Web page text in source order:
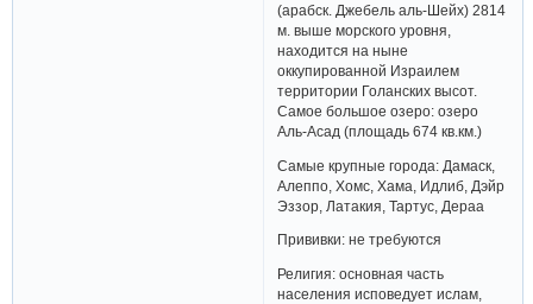
(арабск. Джебель аль-Шейх) 2814
м. выше морского уровня,
находится на ныне
оккупированной Израилем
территории Голанских высот.
Самое большое озеро: озеро
Аль-Асад (площадь 674 кв.км.)
Самые крупные города: Дамаск,
Алеппо, Хомс, Хама, Идлиб, Дэйр
Эззор, Латакия, Тартус, Дераа
Прививки: не требуются
Религия: основная часть
населения исповедует ислам,